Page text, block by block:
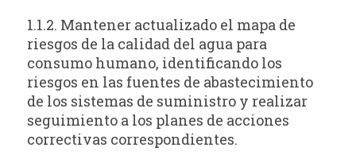
1.1.2. Mantener actualizado el mapa de
riesgos de la calidad del agua para
consumo humano, identificando los
riesgos en las fuentes de abastecimiento
de los sistemas de suministro y realizar
seguimiento a los planes de acciones
correctivas correspondientes.